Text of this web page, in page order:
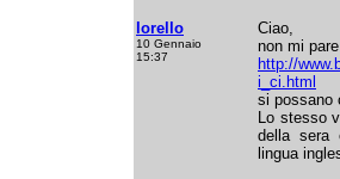
lorello
10 Gennaio
15:37
Ciao,
non mi
http://
i_ci.html
si possano
Lo stesso
della sera
lingua